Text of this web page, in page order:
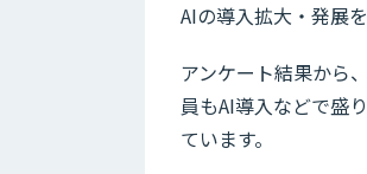
AIの導入拡大・発展
アンケート結果から
員もAI導入などで盛
ています。